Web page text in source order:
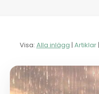
Visa: Alla inlägg | Artiklar|